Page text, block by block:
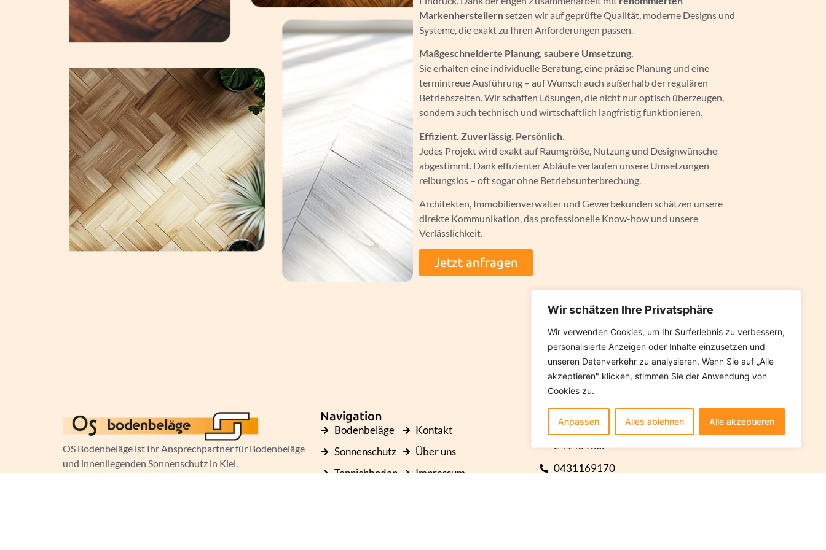
Wir schätzen Ihre Privatsphäre
Wir verwenden Cookies, um Ihr Surferlebnis zu verbessern,
personalisierte Anzeigen oder Inhalte einzusetzen und
unseren Datenverkehr zu analysieren. Wenn Sie auf „Alle
akzeptieren" klicken, stimmen Sie der Anwendung von
Cookies zu.
Anpassen Alles ablehnen Alle akzeptieren
Markenherstellernsetzen wir auf geprüfte Qualität, moderne Designs und
Systeme, die exakt zu Ihren Anforderungen passen.
Maßgeschneiderte Planung, saubere Umsetzung.
Sie erhalten eine individuelle Beratung, eine präzise Planung und eine
termintreue Ausführung – auf Wunsch auch außerhalb der regulären
Betriebszeiten. Wir schaffen Lösungen, die nicht nur optisch überzeugen,
sondern auch technisch und wirtschaftlich langfristig funktionieren.
Effizient. Zuverlässig. Persönlich.
Jedes Projekt wird exakt auf Raumgröße, Nutzung und Designwünsche
abgestimmt. Dank effizienter Abläufe verlaufen unsere Umsetzungen
reibungslos – oft sogar ohne Betriebsunterbrechung.
Architekten, Immobilienverwalter und Gewerbekunden schätzen unsere
direkte Kommunikation, das professionelle Know-how und unsere
Verlässlichkeit.
Jetzt anfragen
OS Bodenbeläge ist Ihr Ansprechpartner für Bodenbeläge
und innenliegenden Sonnenschutz in Kiel.
Navigation
Bodenbeläge
Sonnenschutz
Teppichboden
Kontakt
Über uns
Impressum
Kontakt
Liebigstraße 15,
24145 Kiel
0431169170